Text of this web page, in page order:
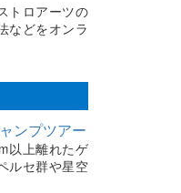
トロアーツの
などをオンラ
ンプツアー
以上離れたゲ
ルセ群や星空